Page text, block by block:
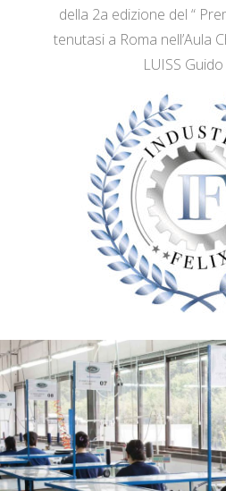
della 2a edizione del “
tenutasi a Roma nell’Aula
LUISS Guido